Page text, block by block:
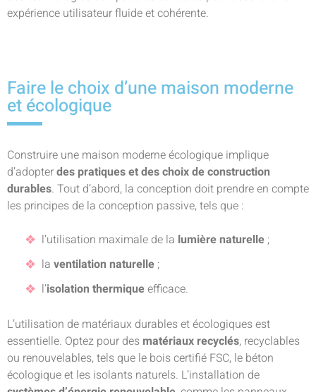
expérience utilisateur fluide et cohérente.
Faire le choix d’une maison moderne
et écologique
Construire une maison moderne écologique implique
d’adopterdes pratiques et des choix de construction
durables. Tout d’abord, la conception doit prendre en compte
les principes de la conception passive, tels que :
l’utilisation maximale de la lumière naturelle;
la ventilation naturelle;
l’isolation thermiqueefficace.
L’utilisation de matériaux durables et écologiques est
essentielle. Optez pour des matériaux recyclés, recyclables
ou renouvelables, tels que le bois certifié FSC, le béton
écologique et les isolants naturels. L’installation de